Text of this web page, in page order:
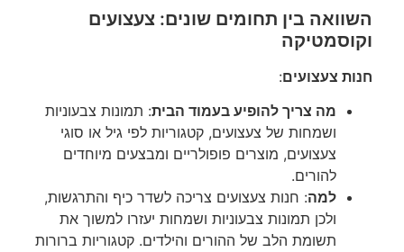
השוואה בין תחומים שונים: צעצועים
וקוסמטיקה
חנות צעצועים:
מה צריך להופיע בעמוד הבית: תמונות צבעוניות
ושמחות של צעצועים, קטגוריות לפי גיל או סוגי
צעצועים, מוצרים פופולריים ומבצעים מיוחדים
להורים.
למה: חנות צעצועים צריכה לשדר כיף והתרגשות,
ולכן תמונות צבעוניות ושמחות יעזרו למשוך את
תשומת הלב של ההורים והילדים. קטגוריות ברורות